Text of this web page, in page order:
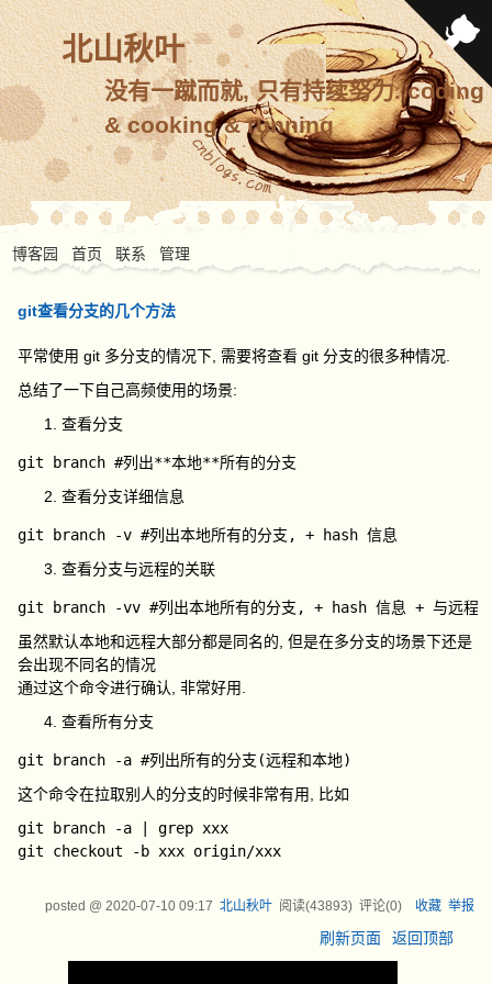
北山秋叶
没有一蹴而就, 只有持续努力. coding
& cooking & running
博客园 首页 联系 管理
git查看分支的几个方法
平常使用git 多分支的情况下, 需要将查看git 分支的很多种情况.
总结了一下自己高频使用的场景:
查看分支
查看分支详细信息
查看分支与远程的关联
虽然默认本地和远程大部分都是同名的, 但是在多分支的场景下还是
会出现不同名的情况
通过这个命令进行确认, 非常好用.
查看所有分支
这个命令在拉取别人的分支的时候非常有用, 比如
git branch -a | grep xxx
posted @ 2020-07-10 09:17 北山秋叶阅读(43893) 评论(0) 收藏 举报
刷新页面 返回顶部